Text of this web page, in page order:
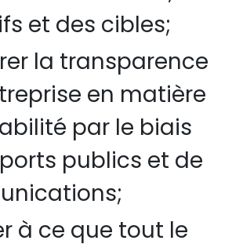
et des cibles;
la transparence
en matière
par le biais
publics et de
à ce que tout le